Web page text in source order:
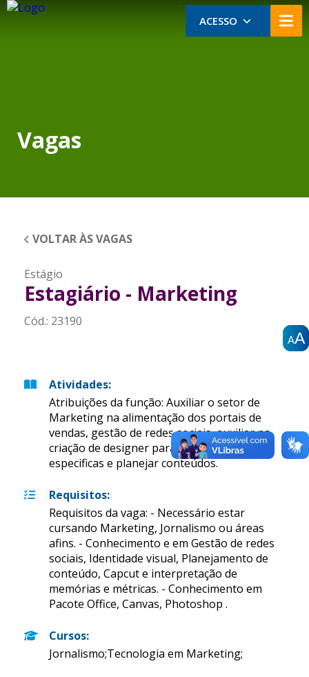
AA
AA
AA
ACESSO
Vagas
VOLTAR ÀS VAGAS
Estágio
Estagiário - Marketing
Cód.: 23190
Atividades:
Atribuições da função: Auxiliar o setor de
Marketing na alimentação dos portais de
vendas, gestão de redes sociais, auxiliar na
criação de designer para campanhas
especificas e planejar conteúdos.
Requisitos:
Requisitos da vaga: - Necessário estar
cursando Marketing, Jornalismo ou áreas
afins. - Conhecimento e em Gestão de redes
sociais, Identidade visual, Planejamento de
conteúdo, Capcut e interpretação de
memórias e métricas. - Conhecimento em
Pacote Office, Canvas, Photoshop .
Cursos:
Jornalismo;Tecnologia em Marketing;